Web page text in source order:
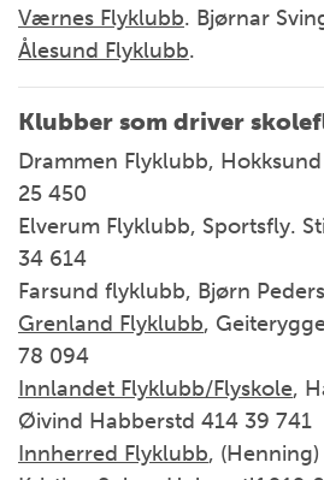
Værnes Flyklubb. Bjørnar
Ålesund Flyklubb.
Klubber som driver s
Drammen Flyklubb,
25 450
Elverum Flyklubb, Sportsfly.
34 614
Farsund flyklubb, Bjørn
Grenland Flyklubb,
78 094
Innlandet Flyklubb/Flyskole,
Øivind Habberstd 414 39 741
Innherred Flyklubb,